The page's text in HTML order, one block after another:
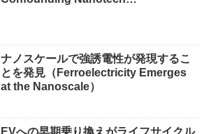
ナノスケールで強誘電性が発現するこ
とを発見（Ferroelectricity Emerges
at the Nanoscale）